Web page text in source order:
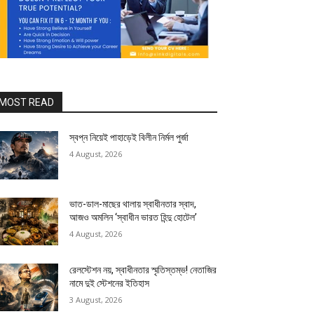
READ
স্বপ্ন নিয়েই পাহাড়েই বিলীন নির্মল পুর্জা
4 August, 2026
ভাত-ডাল-মাছের থালায় স্বাধীনতার স্বাদ,
আজও অমলিন ‘স্বাধীন ভারত হিন্দু হোটেল’
4 August, 2026
রেলস্টেশন নয়, স্বাধীনতার স্মৃতিস্তম্ভ! নেতাজির
নামে দুই স্টেশনের ইতিহাস
3 August, 2026